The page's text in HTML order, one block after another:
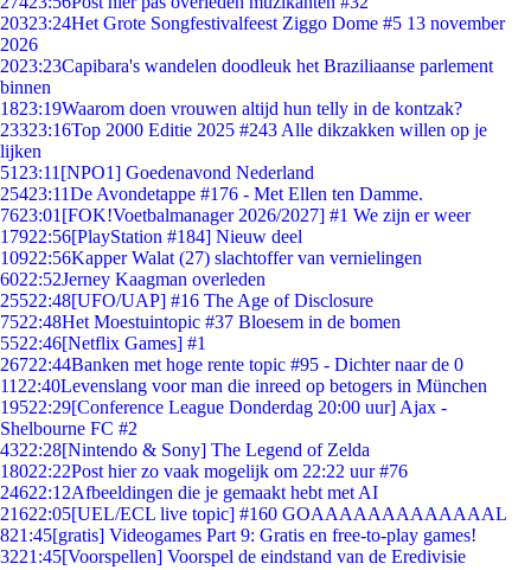
20323:24Het Grote Songfestivalfeest Ziggo Dome #5 13 november
2026
2023:23Capibara's wandelen doodleuk het Braziliaanse parlement
binnen
1823:19Waarom doen vrouwen altijd hun telly in de kontzak?
23323:16Top 2000 Editie 2025 #243 Alle dikzakken willen op je
lijken
51 23:11 [NPO1] Goedenavond Nederland
25423:11De Avondetappe #176 - Met Ellen ten Damme.
7623:01 [FOK!Voetbalmanager 2026/2027] #1 We zijn er weer
17922:56[PlayStation #184] Nieuw deel
10922:56Kapper Walat (27) slachtoffer van vernielingen
6022:52Jerney Kaagman overleden
25522:48[UFO/UAP] #16 The Age of Disclosure
7522:48Het Moestuintopic #37 Bloesem in de bomen
5522:46[Netflix Games] #1
26722:44Banken met hoge rente topic #95 - Dichter naar de 0
11 22:40Levenslang voor man die inreed op betogers in München
19522:29[Conference League Donderdag 20:00 uur] Ajax -
Shelbourne FC #2
4322:28[Nintendo & Sony] The Legend of Zelda
18022:22Post hier zo vaak mogelijk om 22:22 uur #76
24622:12Afbeeldingen die je gemaakt hebt met AI
21622:05[UEL/ECL live topic] #160 GOAAAAAAAAAAAAAL
821:45[gratis] Videogames Part 9: Gratis en free-to-play games!
3221:45[Voorspellen] Voorspel de eindstand van de Eredivisie